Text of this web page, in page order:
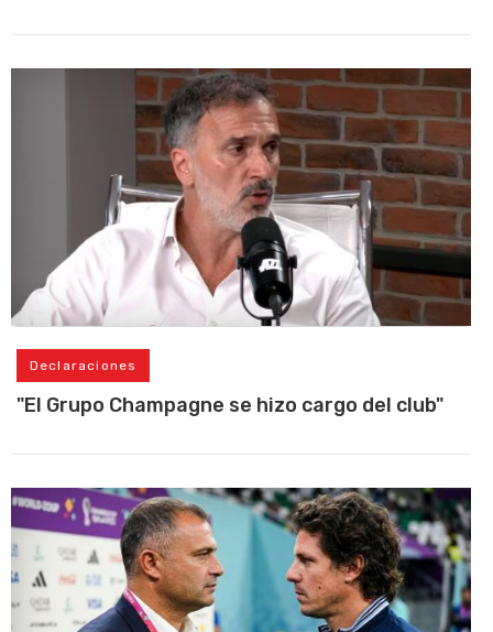
Declaraciones
"El Grupo Champagne se hizo cargo del club"